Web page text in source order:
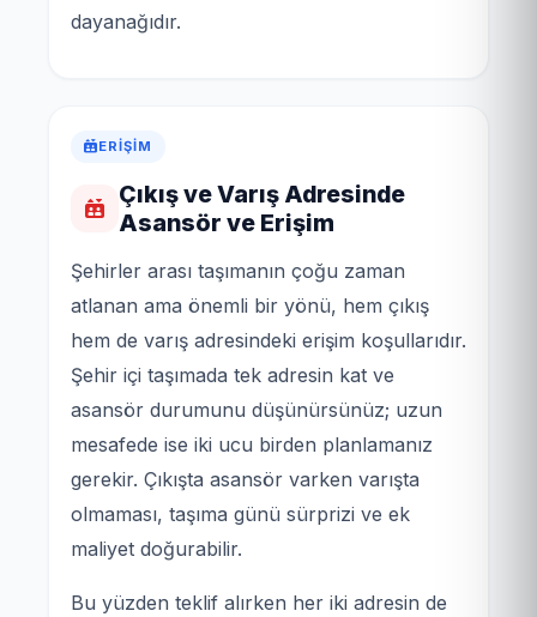
dayanağıdır.
ERIŞIM
Çıkış ve Varış Adresinde
Asansör ve Erişim
Şehirler arası taşımanın çoğu zaman
atlanan ama önemli bir yönü, hem çıkış
hem de varış adresindeki erişim koşullarıdır.
Şehir içi taşımada tek adresin kat ve
asansör durumunu düşünürsünüz; uzun
mesafede ise iki ucu birden planlamanız
gerekir. Çıkışta asansör varken varışta
olmaması, taşıma günü sürprizi ve ek
maliyet doğurabilir.
Bu yüzden teklif alırken her iki adresin de